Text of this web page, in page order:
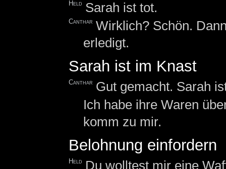
Held Sarah ist tot.
Canthar Wirklich? Schön.
erledigt.
Sarah ist im Knast
Canthar Gut gemacht. Sarah
Ich habe ihre Waren
komm zu mir.
Belohnung einfordern
Held Du wolltest mir eine